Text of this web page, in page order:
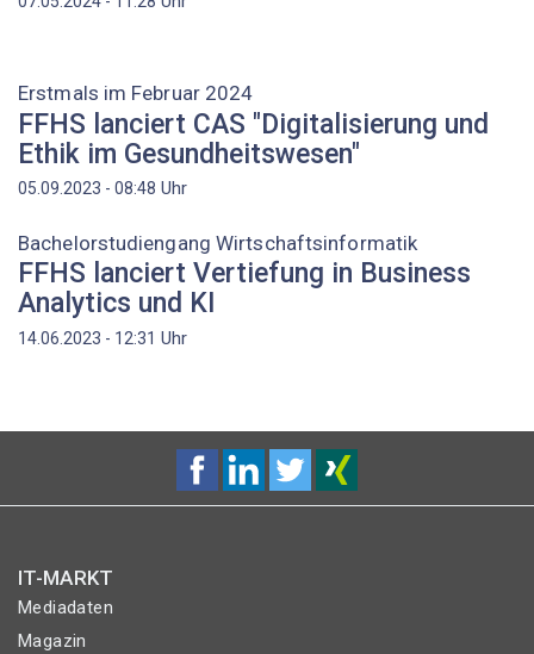
Erstmals im Februar 2024
FFHS lanciert CAS "Digitalisierung und
Ethik im Gesundheitswesen"
05.09.2023 - 08:48 Uhr
Bachelorstudiengang Wirtschaftsinformatik
FFHS lanciert Vertiefung in Business
Analytics und KI
14.06.2023 - 12:31 Uhr
IT-MARKT
Mediadaten
Magazin